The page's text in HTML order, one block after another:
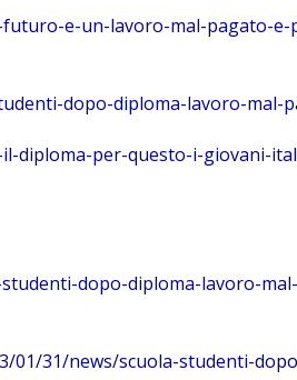
e-un-lavoro-mal-pagato-e-
dopo-diploma-lavoro-mal-
diploma-per-questo-i-giovani-
dopo-diploma-lavoro-
01/31/news/scuola-studenti-